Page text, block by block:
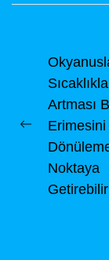
Yazı
gezinmesi
Previous
post:
Artması
Erimesini
Noktaya
Getirebilir